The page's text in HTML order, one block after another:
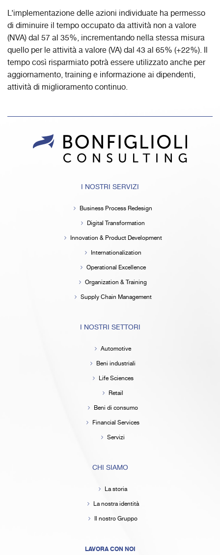
L’implementazione delle azioni individuate ha permesso
di diminuire il tempo occupato da attività non a valore
(NVA) dal 57 al 35%, incrementando nella stessa misura
quello per le attività a valore (VA) dal 43 al 65% (+22%). Il
tempo così risparmiato potrà essere utilizzato anche per
aggiornamento, training e informazione ai dipendenti,
attività di miglioramento continuo.
I NOSTRI SERVIZI
Business Process Redesign
Digital Transformation
Innovation & Product Development
Internationalization
Operational Excellence
Organization & Training
Supply Chain Management
I NOSTRI SETTORI
Automotive
Beni industriali
Life Sciences
Retail
Beni di consumo
Financial Services
Servizi
CHI SIAMO
La storia
La nostra identità
Il nostro Gruppo
LAVORA CON NOI